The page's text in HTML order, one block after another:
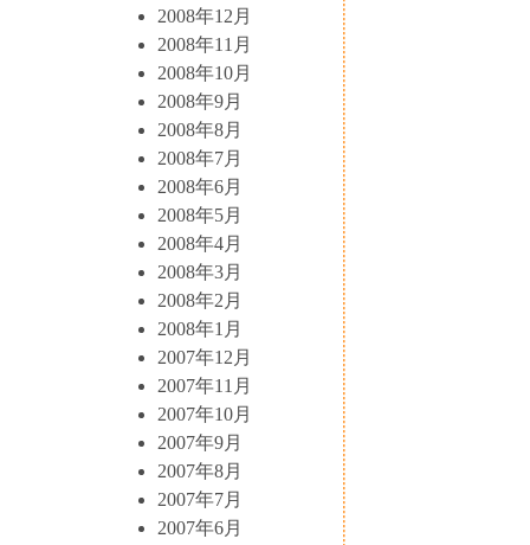
2008年12月
2008年11月
2008年10月
2008年9月
2008年8月
2008年7月
2008年6月
2008年5月
2008年4月
2008年3月
2008年2月
2008年1月
2007年12月
2007年11月
2007年10月
2007年9月
2007年8月
2007年7月
2007年6月